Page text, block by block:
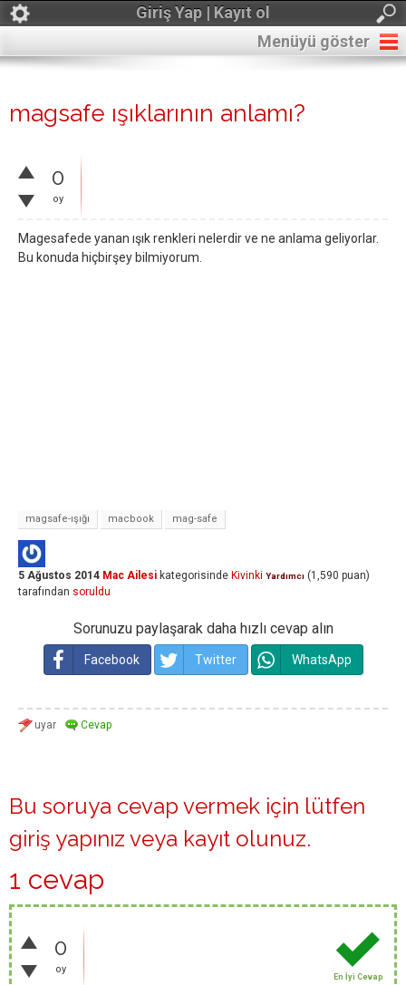
Giriş Yap | Kayıt ol
Menüyü göster
magsafe ışıklarının anlamı?
0
oy
Magesafede yanan ışık renkleri nelerdir ve ne anlama geliyorlar.
Bu konuda hiçbirşey bilmiyorum.
magsafe-ışığı macbook mag-safe
5 Ağustos 2014 Mac Ailesi kategorisinde Kivinki Yardımcı (1,590 puan)
tarafından soruldu
Sorunuzu paylaşarak daha hızlı cevap alın
Facebook Twitter WhatsApp
Bu soruya cevap vermek için lütfen
giriş yapınız veya kayıt olunuz.
1 cevap
0
oy
En İyi Cevap